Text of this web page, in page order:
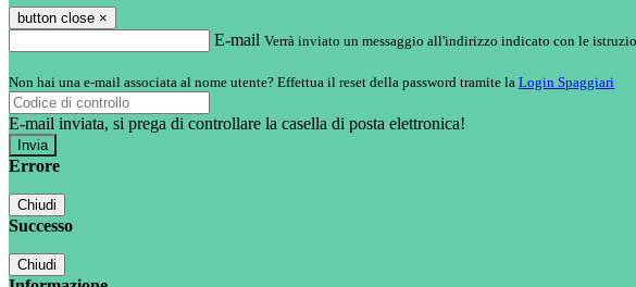
button close ×
E-mail Verrà inviato un messaggio all'indirizzo indicato con le
Non hai una e-mail associata al nome utente? Effettua il reset della password tramite la Login Spaggiari
E-mail inviata, si prega di controllare la casella di posta elettronica!
Errore
Chiudi
Successo
Chiudi